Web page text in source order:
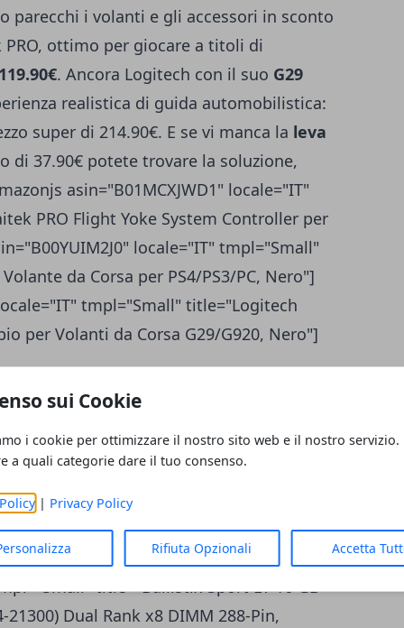
sui Cookie
i cookie per ottimizzare il nostro sito web e il nostro servizio.
a quali categorie dare il tuo consenso.
| Privacy Policy
Rifiuta Opzionali Accetta
parecchi i volanti e gli accessori in sconto
ottimo per giocare a titoli di
119.90€. Ancora Logitech con il suo G29
realistica di guida automobilistica:
super di 214.90€. E se vi manca la leva
di 37.90€ potete trovare la soluzione,
asin="B01MCXJWD1" locale="IT"
PRO Flight Yoke System Controller per
locale="IT" tmpl="Small"
da Corsa per PS4/PS3/PC, Nero"]
tmpl="Small" title="Logitech
per Volanti da Corsa G29/G920, Nero"]
per un upgrade al tuo PC
Ballistixin offerta oggi: tutte di tipo
riguarda memoria e velocità. Offerta
di fare un upgrade al proprio
locale="IT" tmpl="Small"
GBx2), DDR4, 2400 MT/s, (PC4-19200)
[amazonjs
title="Ballistix Sport LT 16 GB
21300) Dual Rank x8 DIMM 288-Pin,